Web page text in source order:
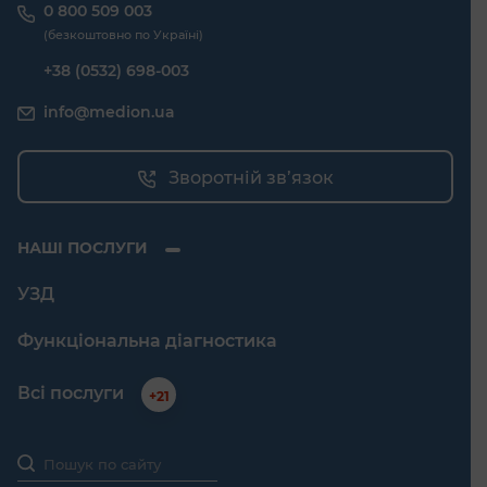
0 800 509 003
(безкоштовно по Україні)
+38 (0532) 698-003
info@medion.ua
Зворотній зв’язок
НАШІ ПОСЛУГИ
УЗД
Функціональна діагностика
Всі послуги +21